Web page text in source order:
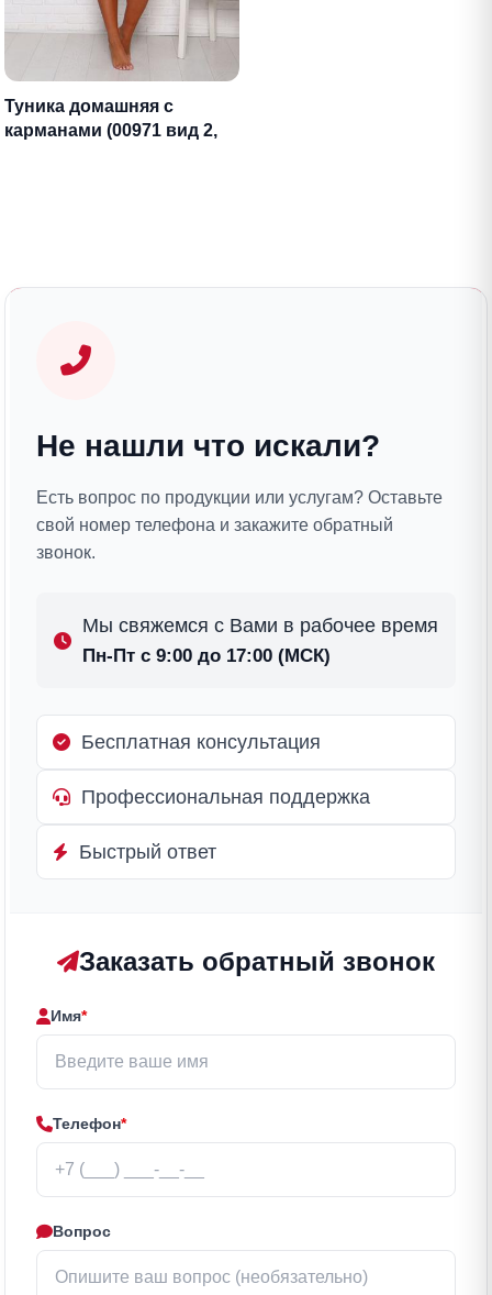
Туника домашняя с
карманами (00971 вид 2,
Не нашли что искали?
Есть вопрос по продукции или услугам? Оставьте
свой номер телефона и закажите обратный
звонок.
Мы свяжемся с Вами в рабочее время
Пн-Пт с 9:00 до 17:00 (МСК)
Бесплатная консультация
Профессиональная поддержка
Быстрый ответ
Заказать обратный звонок
Имя*
Телефон*
Вопрос